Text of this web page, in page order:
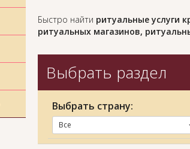
Быстро найти ритуальные услуги
ритуальных магазинов,
Выбрать раздел
Выбрать страну:
Все